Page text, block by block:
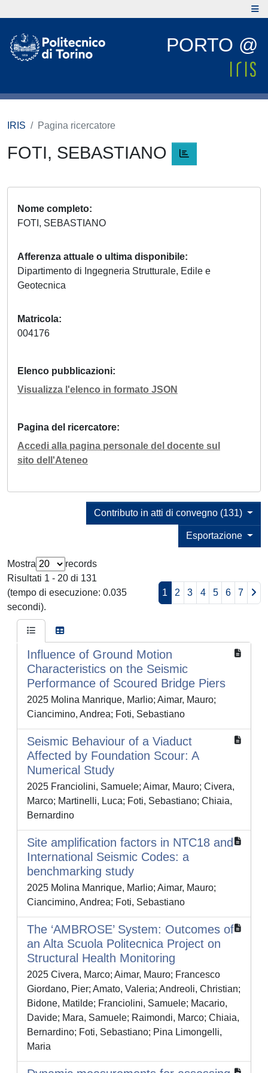
PORTO @
IRIS Pagina ricercatore
FOTI, SEBASTIANO
Nome completo
FOTI, SEBASTIANO
Afferenza attuale o ultima disponibile
Dipartimento di Ingegneria Strutturale, Edile e
Geotecnica
Matricola
004176
Elenco pubblicazioni
Visualizza l'elenco in formato JSON
Pagina del ricercatore
Accedi alla pagina personale del docente sul
sito dell'Ateneo
Contributo in atti di convegno (131)
Esportazione
Mostra
records
Risultati 1 - 20 di 131
(tempo di esecuzione: 0.035
secondi).
1 2 3 4 5 6 7
Influence of Ground Motion
Characteristics on the Seismic
Performance of Scoured Bridge Piers
2025 Molina Manrique, Marlio; Aimar, Mauro;
Ciancimino, Andrea; Foti, Sebastiano
Seismic Behaviour of a Viaduct
Affected by Foundation Scour: A
Numerical Study
2025 Franciolini, Samuele; Aimar, Mauro; Civera,
Marco; Martinelli, Luca; Foti, Sebastiano; Chiaia,
Bernardino
Site amplification factors in NTC18 and
International Seismic Codes: a
benchmarking study
2025 Molina Manrique, Marlio; Aimar, Mauro;
Ciancimino, Andrea; Foti, Sebastiano
The ‘AMBROSE’ System: Outcomes of
an Alta Scuola Politecnica Project on
Structural Health Monitoring
2025 Civera, Marco; Aimar, Mauro; Francesco
Giordano, Pier; Amato, Valeria; Andreoli, Christian;
Bidone, Matilde; Franciolini, Samuele; Macario,
Davide; Mara, Samuele; Raimondi, Marco; Chiaia,
Bernardino; Foti, Sebastiano; Pina Limongelli,
Maria